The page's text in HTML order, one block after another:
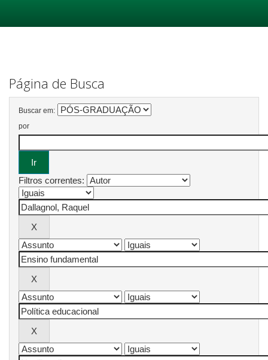
Página de Busca
Buscar em:
por
Filtros correntes: